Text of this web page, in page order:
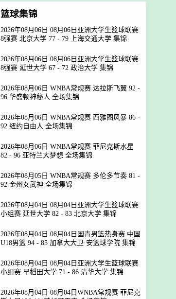
篮球集锦
2026年08月06日 08月06日亚洲大学生篮球联赛
8强赛 北京大学 77 - 79 上海交通大学 集锦
2026年08月06日 08月06日亚洲大学生篮球联赛
8强赛 延世大学 67 - 72 政治大学 集锦
2026年08月06日 WNBA常规赛 达拉斯飞翼 92 -
96 华盛顿神秘人 全场集锦
2026年08月06日 WNBA常规赛 西雅图风暴 86 -
92 纽约自由人 全场集锦
2026年08月06日 WNBA常规赛 菲尼克斯水星
82 - 96 亚特兰大梦想 全场集锦
2026年08月05日 WNBA常规赛 多伦多节奏 81 -
92 金州女武神 全场集锦
2026年08月04日 08月04日亚洲大学生篮球联赛
小组赛 延世大学 82 - 83 北京大学 集锦
2026年08月04日 08月04日国青男篮热身赛 中国
U18男篮 94 - 85 加拿大大卫·安篮球学院 集锦
2026年08月04日 08月04日亚洲大学生篮球联赛
小组赛 早稻田大学 71 - 86 清华大学 集锦
2026年08月04日 08月04日WNBA常规赛 菲尼克